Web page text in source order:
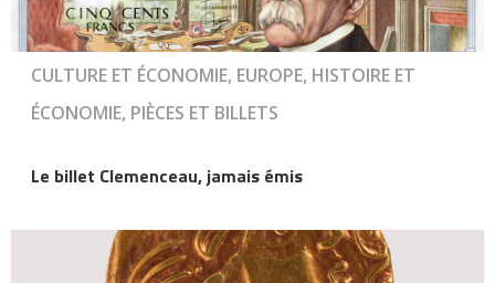
CULTURE ET ÉCONOMIE, EUROPE, HISTOIRE ET
ÉCONOMIE, PIÈCES ET BILLETS
Le billet Clemenceau, jamais émis